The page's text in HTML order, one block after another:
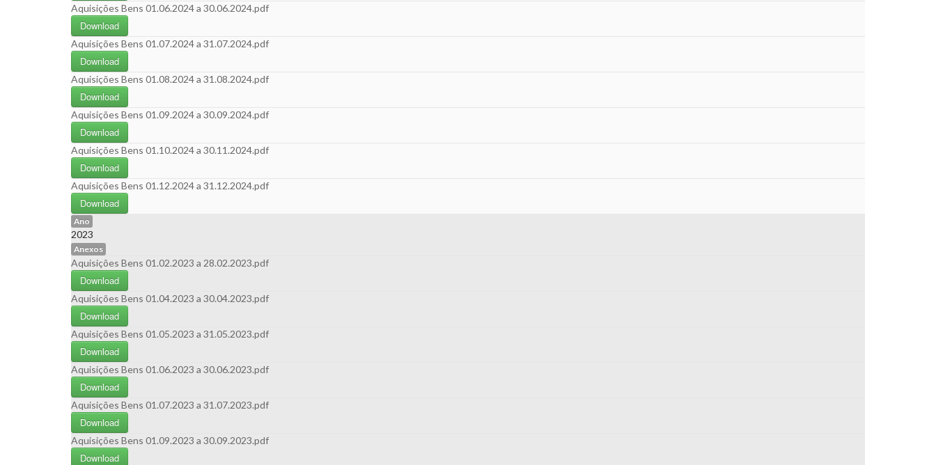
Aquisições Bens 01.06.2024 a 30.06.2024.pdf
Download
Aquisições Bens 01.07.2024 a 31.07.2024.pdf
Download
Aquisições Bens 01.08.2024 a 31.08.2024.pdf
Download
Aquisições Bens 01.09.2024 a 30.09.2024.pdf
Download
Aquisições Bens 01.10.2024 a 30.11.2024.pdf
Download
Aquisições Bens 01.12.2024 a 31.12.2024.pdf
Download
Ano
2023
Anexos
Aquisições Bens 01.02.2023 a 28.02.2023.pdf
Download
Aquisições Bens 01.04.2023 a 30.04.2023.pdf
Download
Aquisições Bens 01.05.2023 a 31.05.2023.pdf
Download
Aquisições Bens 01.06.2023 a 30.06.2023.pdf
Download
Aquisições Bens 01.07.2023 a 31.07.2023.pdf
Download
Aquisições Bens 01.09.2023 a 30.09.2023.pdf
Download